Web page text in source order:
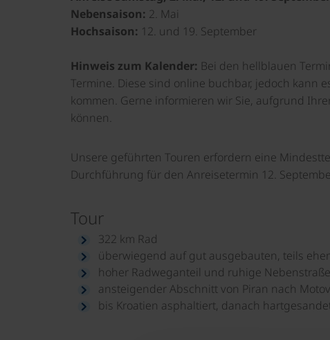
Nebensaison: 2. Mai
Hochsaison: 12. und 19. September
Hinweis zum Kalender: Bei den hellblauen
Termine. Diese sind online buchbar, jedoch kann
kommen. Gerne informieren wir Sie, aufgrund
können.
Unsere geführten Touren erfordern eine
Durchführung für den Anreisetermin 12.
Tour
322 km Rad
überwiegend auf gut ausgebauten, teils
hoher Radweganteil und ruhige
ansteigender Abschnitt von Piran nach
bis Kroatien asphaltiert, danach